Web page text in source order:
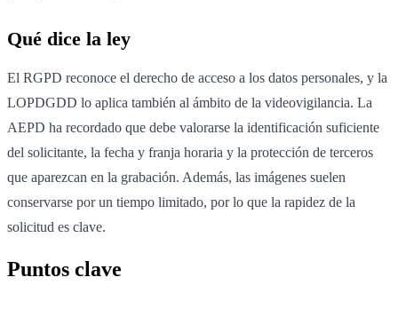
Qué dice la ley
El RGPD reconoce el derecho de acceso a los datos personales, y la
LOPDGDD lo aplica también al ámbito de la videovigilancia. La
AEPD ha recordado que debe valorarse la identificación suficiente
del solicitante, la fecha y franja horaria y la protección de terceros
que aparezcan en la grabación. Además, las imágenes suelen
conservarse por un tiempo limitado, por lo que la rapidez de la
solicitud es clave.
Puntos clave